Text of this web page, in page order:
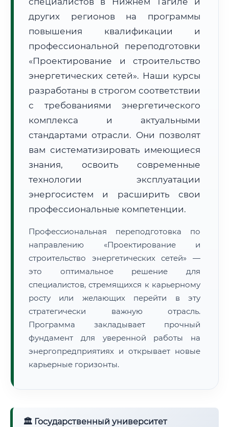
Расчет логистики оригиналов:
• Маршрут транзита:~1 439 км
• Экспресс-доставка СДЭК / Почтой:
📜 Документы и аккредитация
других регионов на программы
повышения квалификации и
профессиональной переподготовки
«Проектирование и строительство
энергетических сетей». Наши курсы
разработаны в строгом соответствии
с требованиями энергетического
комплекса и актуальными
стандартами отрасли. Они позволят
вам систематизировать имеющиеся
знания, освоить современные
технологии эксплуатации
энергосистем и расширить свои
профессиональные компетенции.
Профессиональная переподготовка по
направлению «Проектирование и
строительство энергетических сетей» —
это оптимальное решение для
специалистов, стремящихся к карьерному
росту или желающих перейти в эту
стратегически важную отрасль.
Программа закладывает прочный
фундамент для уверенной работы на
энергопредприятиях и открывает новые
карьерные горизонты.
🏛 Государственный университет